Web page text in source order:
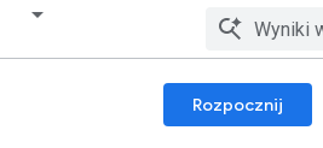
Rozpocznij